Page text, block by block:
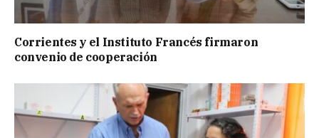
Corrientes y el Instituto Francés firmaron
convenio de cooperación